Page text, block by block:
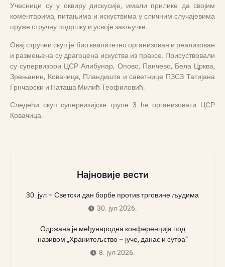
Учесници су у оквиру дискусије, имали прилике да својим
коментарима, питањима и искуствима у сличним случајевима
пруже стручну подршку и усвоје закључке.
Овај стручни скуп је био квалитетно организован и реализован
и размењена су драгоцена искуства из праксе. Присуствовали
су супервизори ЦСР Алибунар, Опово, Панчево, Бела Црква,
Зрењанин, Ковачица, Пландиште и саветнице ПЗСЗ Татијана
Грнчарски и Наташа Милић Теофиловић.
Следећи скуп супервизијске групе 3 ће организовати ЦСР
Ковачица.
Најновије вести
30. јул – Светски дан борбе против трговине људима
30. јул 2026.
Одржана је међународна конференција под
називом „Хранитељство – јуче, данас и сутра“
8. јул 2026.